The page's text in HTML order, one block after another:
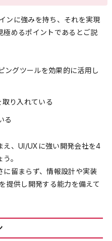
ンに強みを持ち、それを実現
めるポイントであるとご説
ングツールを効果的に活用し
り入れている
る
え、UI/UXに強い開発会社を4
。
に留まらず、情報設計や実装
提供し開発する能力を備えて